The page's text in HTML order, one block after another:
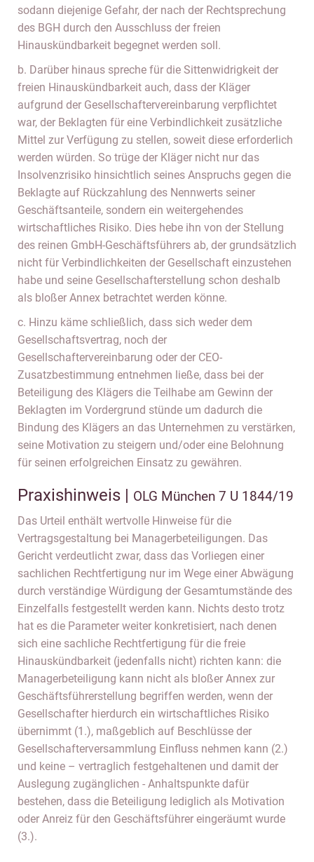
sodann diejenige Gefahr, der nach der Rechtsprechung
des BGH durch den Ausschluss der freien
Hinauskündbarkeit begegnet werden soll.
b. Darüber hinaus spreche für die Sittenwidrigkeit der
freien Hinauskündbarkeit auch, dass der Kläger
aufgrund der Gesellschaftervereinbarung verpflichtet
war, der Beklagten für eine Verbindlichkeit zusätzliche
Mittel zur Verfügung zu stellen, soweit diese erforderlich
werden würden. So trüge der Kläger nicht nur das
Insolvenzrisiko hinsichtlich seines Anspruchs gegen die
Beklagte auf Rückzahlung des Nennwerts seiner
Geschäftsanteile, sondern ein weitergehendes
wirtschaftliches Risiko. Dies hebe ihn von der Stellung
des reinen GmbH-Geschäftsführers ab, der grundsätzlich
nicht für Verbindlichkeiten der Gesellschaft einzustehen
habe und seine Gesellschafterstellung schon deshalb
als bloßer Annex betrachtet werden könne.
c. Hinzu käme schließlich, dass sich weder dem
Gesellschaftsvertrag, noch der
Gesellschaftervereinbarung oder der CEO-
Zusatzbestimmung entnehmen ließe, dass bei der
Beteiligung des Klägers die Teilhabe am Gewinn der
Beklagten im Vordergrund stünde um dadurch die
Bindung des Klägers an das Unternehmen zu verstärken,
seine Motivation zu steigern und/oder eine Belohnung
für seinen erfolgreichen Einsatz zu gewähren.
Praxishinweis | OLG München 7 U 1844/19
Das Urteil enthält wertvolle Hinweise für die
Vertragsgestaltung bei Managerbeteiligungen. Das
Gericht verdeutlicht zwar, dass das Vorliegen einer
sachlichen Rechtfertigung nur im Wege einer Abwägung
durch verständige Würdigung der Gesamtumstände des
Einzelfalls festgestellt werden kann. Nichts desto trotz
hat es die Parameter weiter konkretisiert, nach denen
sich eine sachliche Rechtfertigung für die freie
Hinauskündbarkeit (jedenfalls nicht) richten kann: die
Managerbeteiligung kann nicht als bloßer Annex zur
Geschäftsführerstellung begriffen werden, wenn der
Gesellschafter hierdurch ein wirtschaftliches Risiko
übernimmt (1.), maßgeblich auf Beschlüsse der
Gesellschafterversammlung Einfluss nehmen kann (2.)
und keine – vertraglich festgehaltenen und damit der
Auslegung zugänglichen - Anhaltspunkte dafür
bestehen, dass die Beteiligung lediglich als Motivation
oder Anreiz für den Geschäftsführer eingeräumt wurde
(3.).